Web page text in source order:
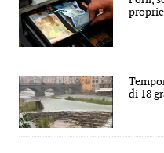
di 18